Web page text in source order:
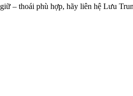
– thoái phù hợp, hãy liên hệ Lưu